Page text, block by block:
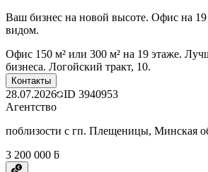
Ваш бизнес на новой высоте. Офис на
видом.
Офис 150 м² или 300 м² на 19 этаже.
бизнеса. Логойский тракт, 10.
Контакты
28.07.2026 ID 3940953
Агентство
поблизости с гп. Плещеницы, Минская
3 200 000 ƃ